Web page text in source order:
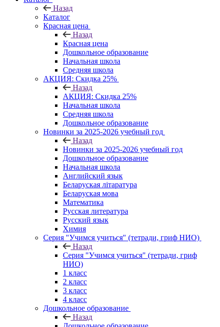
Назад
Каталог
Красная цена
Назад
Красная цена
Дошкольное образование
Начальная школа
Средняя школа
АКЦИЯ: Скидка 25%
Назад
АКЦИЯ: Скидка 25%
Начальная школа
Средняя школа
Дошкольное образование
Новинки за 2025-2026 учебный год
Назад
Новинки за 2025-2026 учебный год
Дошкольное образование
Начальная школа
Английский язык
Беларуская літаратура
Беларуская мова
Математика
Русская литература
Русский язык
Химия
Серия "Учимся учиться" (тетради, гриф НИО)
Назад
Серия "Учимся учиться" (тетради, гриф
НИО)
1 класс
2 класс
3 класс
4 класс
Дошкольное образование
Назад